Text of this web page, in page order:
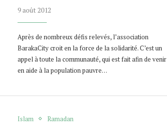
9 août 2012
Après de nombreux défis relevés, l’association
BarakaCity croit en la force de la solidarité. C’est un
appel à toute la communauté, qui est fait afin de venir
en aide à la population pauvre…
Islam Ramadan